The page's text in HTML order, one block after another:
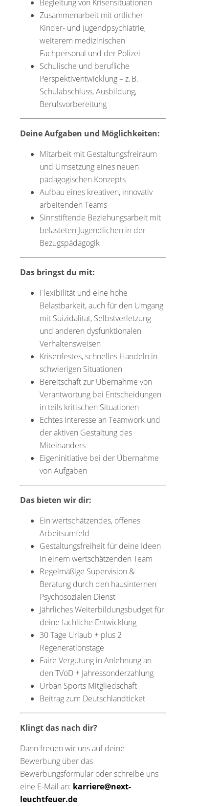
Begleitung von Krisensituationen
Zusammenarbeit mit örtlicher
Kinder- und Jugendpsychiatrie,
weiterem medizinischen
Fachpersonal und der Polizei
Schulische und berufliche
Perspektiventwicklung – z. B.
Schulabschluss, Ausbildung,
Berufsvorbereitung
Deine Aufgaben und Möglichkeiten:
Mitarbeit mit Gestaltungsfreiraum
und Umsetzung eines neuen
pädagogischen Konzepts
Aufbau eines kreativen, innovativ
arbeitenden Teams
Sinnstiftende Beziehungsarbeit mit
belasteten Jugendlichen in der
Bezugspädagogik
Das bringst du mit:
Flexibilität und eine hohe
Belastbarkeit, auch für den Umgang
mit Suizidalität, Selbstverletzung
und anderen dysfunktionalen
Verhaltensweisen
Krisenfestes, schnelles Handeln in
schwierigen Situationen
Bereitschaft zur Übernahme von
Verantwortung bei Entscheidungen
in teils kritischen Situationen
Echtes Interesse an Teamwork und
der aktiven Gestaltung des
Miteinanders
Eigeninitiative bei der Übernahme
von Aufgaben
Das bieten wir dir:
Ein wertschätzendes, offenes
Arbeitsumfeld
Gestaltungsfreiheit für deine Ideen
in einem wertschätzenden Team
Regelmäßige Supervision &
Beratung durch den hausinternen
Psychosozialen Dienst
Jährliches Weiterbildungsbudget für
deine fachliche Entwicklung
30 Tage Urlaub + plus 2
Regenerationstage
Faire Vergütung in Anlehnung an
den TVöD + Jahressonderzahlung
Urban Sports Mitgliedschaft
Beitrag zum Deutschlandticket
Klingt das nach dir?
Dann freuen wir uns auf deine
Bewerbung über das
Bewerbungsformular oder schreibe uns
eine E-Mail an: karriere@next-
leuchtfeuer.de